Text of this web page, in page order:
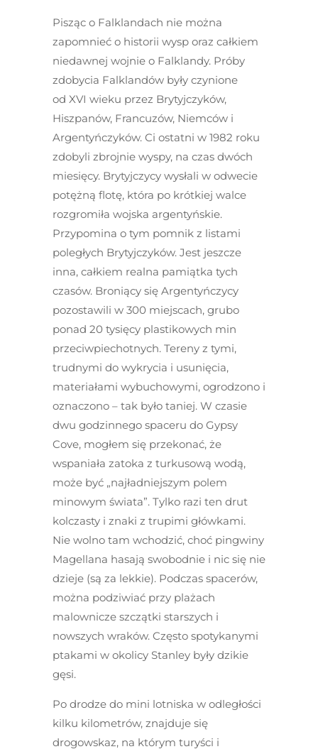
Pisząc o Falklandach nie można
zapomnieć o historii wysp oraz całkiem
niedawnej wojnie o Falklandy. Próby
zdobycia Falklandów były czynione
od XVI wieku przez Brytyjczyków,
Hiszpanów, Francuzów, Niemców i
Argentyńczyków. Ci ostatni w 1982 roku
zdobyli zbrojnie wyspy, na czas dwóch
miesięcy. Brytyjczycy wysłali w odwecie
potężną flotę, która po krótkiej walce
rozgromiła wojska argentyńskie.
Przypomina o tym pomnik z listami
poległych Brytyjczyków. Jest jeszcze
inna, całkiem realna pamiątka tych
czasów. Broniący się Argentyńczycy
pozostawili w 300 miejscach, grubo
ponad 20 tysięcy plastikowych min
przeciwpiechotnych. Tereny z tymi,
trudnymi do wykrycia i usunięcia,
materiałami wybuchowymi, ogrodzono i
oznaczono – tak było taniej. W czasie
dwu godzinnego spaceru do Gypsy
Cove, mogłem się przekonać, że
wspaniała zatoka z turkusową wodą,
może być „najładniejszym polem
minowym świata”. Tylko razi ten drut
kolczasty i znaki z trupimi główkami.
Nie wolno tam wchodzić, choć pingwiny
Magellana hasają swobodnie i nic się nie
dzieje (są za lekkie). Podczas spacerów,
można podziwiać przy plażach
malownicze szczątki starszych i
nowszych wraków. Często spotykanymi
ptakami w okolicy Stanley były dzikie
gęsi.
Po drodze do mini lotniska w odległości
kilku kilometrów, znajduje się
drogowskaz, na którym turyści i